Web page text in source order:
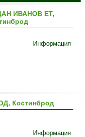
ИВАНОВ ЕТ,
Информация
Костинброд
Информация